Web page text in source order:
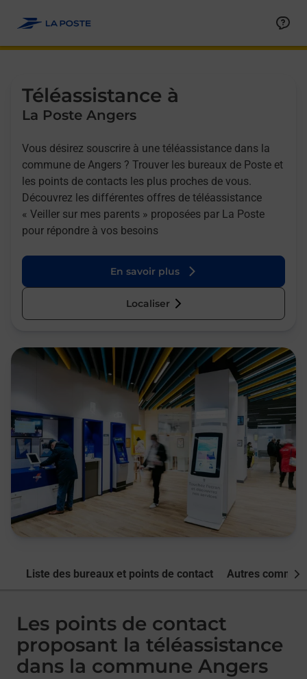
Téléassistance à
La Poste Angers
Vous désirez souscrire à une téléassistance dans la
commune de Angers ? Trouver les bureaux de Poste et
les points de contacts les plus proches de vous.
Découvrez les différentes offres de téléassistance
« Veiller sur mes parents » proposées par La Poste
pour répondre à vos besoins
En savoir plus
Localiser
Liste des bureaux et points de contact Autres
Les points de contact
proposant la téléassistance
dans la commune Angers